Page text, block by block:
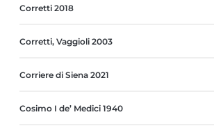
Corretti 2018
Corretti, Vaggioli 2003
Corriere di Siena 2021
Cosimo I de’ Medici 1940